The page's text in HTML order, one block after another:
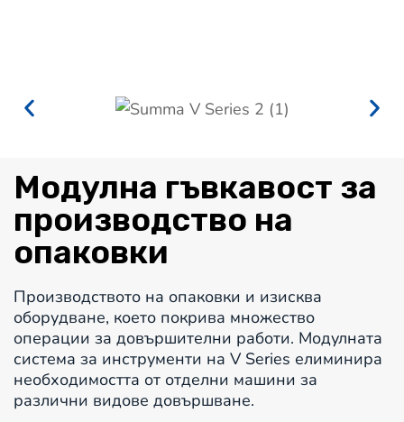
Модулна гъвкавост за
производство на
опаковки
Производството на опаковки и изисква
оборудване, което покрива множество
операции за довършителни работи. Модулната
система за инструменти на V Series елиминира
необходимостта от отделни машини за
различни видове довършване.